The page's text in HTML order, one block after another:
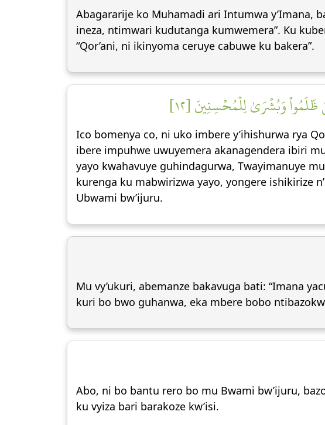
Abagararije ko Muhamadi ari Intumwa y’Imana,
ineza, ntimwari kudutanga kumwemera”. Ku
“Qor’ani, ni ikinyoma ceruye cabuwe ku bakera”.
وَبُشۡرَىٰ لِلۡمُحۡسِنِينَ [١٢]
Ico bomenya co, ni uko imbere y’ihishurwa rya
ibere impuhwe uwuyemera akanagendera ibiri
yayo kwahavuye guhindagurwa, Twayimanuye
kurenga ku mabwirizwa yayo, yongere ishikirize
Ubwami bw’ijuru.
Mu vy’ukuri, abemanze bakavuga bati: “Imana
kuri bo bwo guhanwa, eka mbere bobo
Abo, ni bo bantu rero bo mu Bwami bw’ijuru,
ku vyiza bari barakoze kw’isi.